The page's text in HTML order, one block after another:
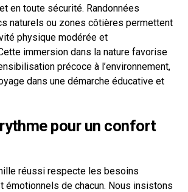
en toute sécurité. Randonnées
naturels ou zones côtières permettent
physique modérée et
immersion dans la nature favorise
précoce à l’environnement,
dans une démarche éducative et
pour un confort
réussi respecte les besoins
émotionnels de chacun. Nous insistons